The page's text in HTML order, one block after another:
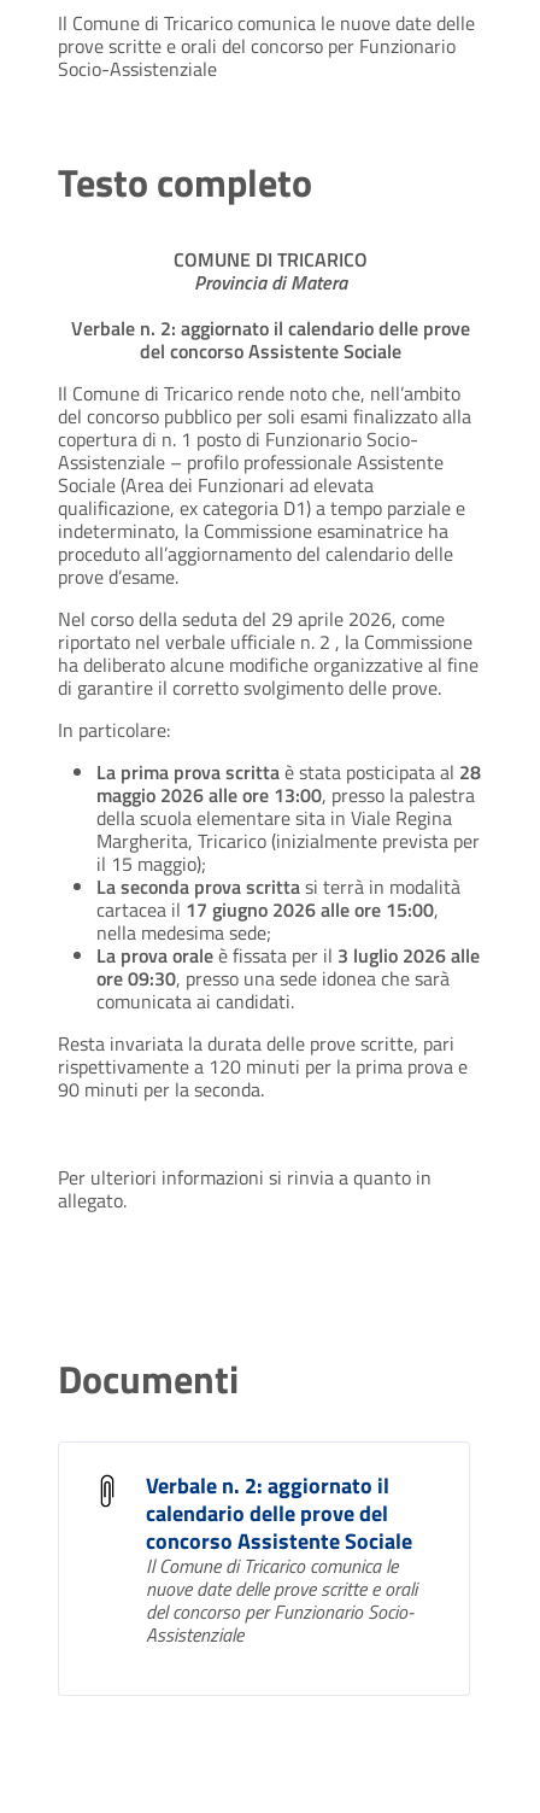
Il Comune di Tricarico comunica le nuove date delle
prove scritte e orali del concorso per Funzionario
Socio-Assistenziale
Testo completo
COMUNE DI TRICARICO
Provincia di Matera
Verbale n. 2: aggiornato il calendario delle prove
del concorso Assistente Sociale
Il Comune di Tricarico rende noto che, nell’ambito
del concorso pubblico per soli esami finalizzato alla
copertura di n. 1 posto di Funzionario Socio-
Assistenziale – profilo professionale Assistente
Sociale (Area dei Funzionari ad elevata
qualificazione, ex categoria D1) a tempo parziale e
indeterminato, la Commissione esaminatrice ha
proceduto all’aggiornamento del calendario delle
prove d’esame.
Nel corso della seduta del 29 aprile 2026, come
riportato nel verbale ufficiale n. 2 , la Commissione
ha deliberato alcune modifiche organizzative al fine
di garantire il corretto svolgimento delle prove.
In particolare:
La prima prova scrittaè stata posticipata al 28
maggio 2026 alle ore 13:00, presso la palestra
della scuola elementare sita in Viale Regina
Margherita, Tricarico (inizialmente prevista per
il 15 maggio);
La seconda prova scrittasi terrà in modalità
cartacea il 17 giugno 2026 alle ore 15:00,
nella medesima sede;
La prova oraleè fissata per il 3 luglio 2026 alle
ore 09:30, presso una sede idonea che sarà
comunicata ai candidati.
Resta invariata la durata delle prove scritte, pari
rispettivamente a 120 minuti per la prima prova e
90 minuti per la seconda.
Per ulteriori informazioni si rinvia a quanto in
allegato.
Documenti
Verbale n. 2: aggiornato il
calendario delle prove del
concorso Assistente Sociale
Il Comune di Tricarico comunica le
nuove date delle prove scritte e orali
del concorso per Funzionario Socio-
Assistenziale